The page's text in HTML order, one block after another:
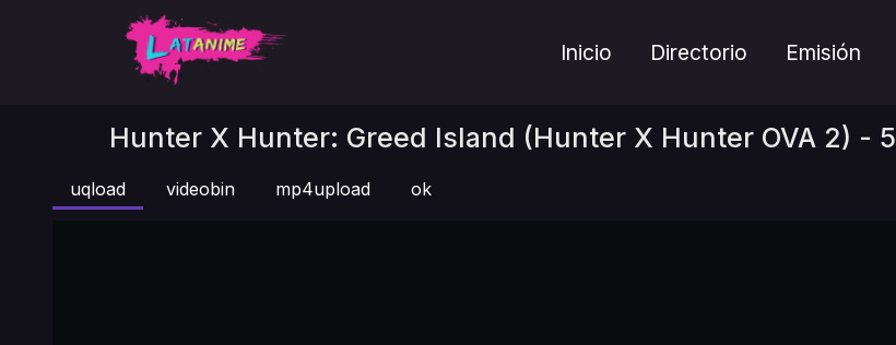
Inicio Directorio Emisión
Hunter X Hunter: Greed Island (Hunter X Hunter OVA 2) - 5
uqload videobin mp4upload ok